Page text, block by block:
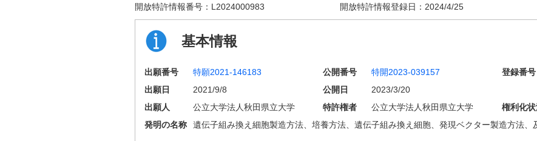
開放特許情報番号： L2024000983 開放特許情報登録日： 2024/4/25
基本情報
出願番号 特願2021-146183 公開番号 特開2023-039157 登録番号
出願日
2021/9/8 公開日
2023/3/20
出願人
公立大学法人秋田県立大学 特許権者 公立大学法人秋田県立大学 権利化
発明の名称
遺伝子組み換え細胞製造方法、培養方法、遺伝子組み換え細胞、発現ベクター製造方法、